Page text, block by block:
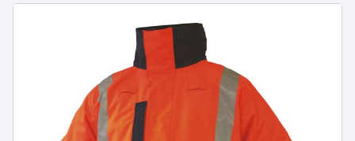
PROTECTION DES MAINS